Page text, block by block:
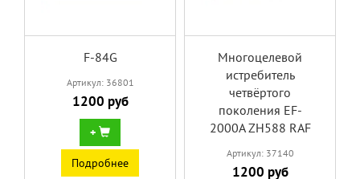
F-84G
Артикул: 36801
1200 руб
+
Подробнее
Многоцелевой
истребитель
четвёртого
поколения EF-
2000A ZH588 RAF
Артикул: 37140
1200 руб